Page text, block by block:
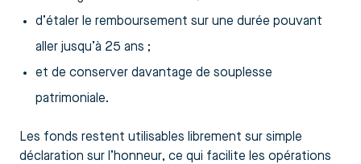
d’étaler le remboursement sur une durée pouvant
aller jusqu’à 25 ans ;
et de conserver davantage de souplesse
patrimoniale.
Les fonds restent utilisables librement sur simple
déclaration sur l’honneur, ce qui facilite les opérations